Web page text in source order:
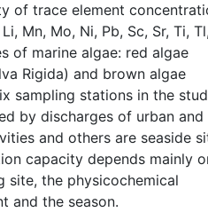
of trace element
Mn, Mo, Ni, Pb, Sc, Sr, Ti,
of marine algae: red algae
Rigida) and brown algae
sampling stations in the
by discharges of urban and
and others are seaside
capacity depends mainly
site, the physicochemical
and the season.